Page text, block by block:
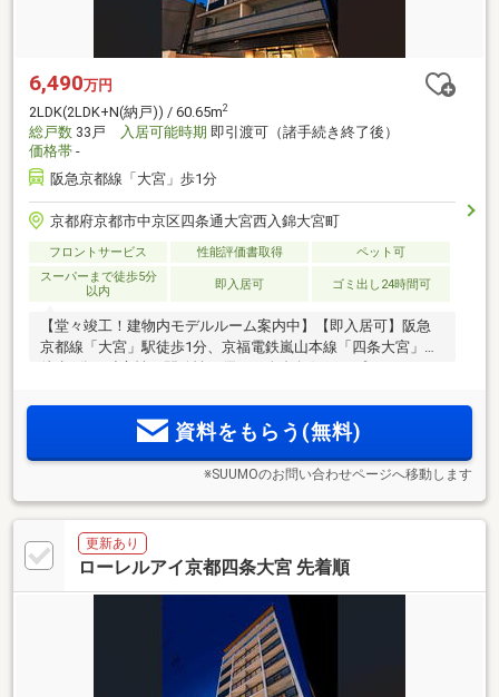
6,490万円
2LDK(2LDK+N(納戸)) / 60.65m2
総戸数 33戸 入居可能時期 即引渡可（諸手続き終了後）
価格帯 -
阪急京都線「大宮」歩1分
京都府京都市中京区四条通大宮西入錦大宮町
フロントサービス 性能評価書取得
ペット可
スーパーまで徒歩5分
以内
即入居可 ゴミ出し24時間可
【堂々竣工！建物内モデルルーム案内中】【即入居可】阪急
京都線「大宮」駅徒歩1分、京福電鉄嵐山本線「四条大宮」駅
望する屋上テラス
資料をもらう(無料)
※SUUMOのお問い合わせページへ移動します
更新あり
ローレルアイ京都四条大宮 先着順